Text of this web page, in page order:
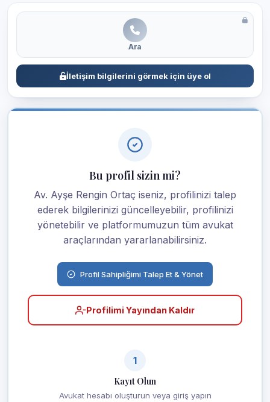
Ara
İletişim bilgilerini görmek için üye ol
Bu profil sizin mi?
Av. Ayşe Rengin Ortaç iseniz, profilinizi talep
ederek bilgilerinizi güncelleyebilir, profilinizi
yönetebilir ve platformumuzun tüm avukat
araçlarından yararlanabilirsiniz.
Profil Sahipliğimi Talep Et & Yönet
Profilimi Yayından Kaldır
1
Kayıt Olun
Avukat hesabı oluşturun veya giriş yapın